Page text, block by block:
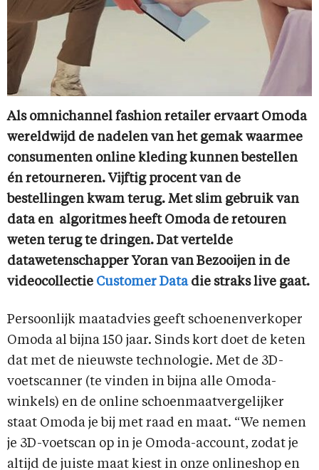
Als omnichannel fashion retailer ervaart Omoda
wereldwijd de nadelen van het gemak waarmee
consumenten online kleding kunnen bestellen
én retourneren. Vijftig procent van de
bestellingen kwam terug. Met slim gebruik van
data en algoritmes heeft Omoda de retouren
weten terug te dringen. Dat vertelde
datawetenschapper Yoran van Bezooijen in de
videocollectie Customer Datadie straks live gaat.
Persoonlijk maatadvies geeft schoenenverkoper
Omoda al bijna 150 jaar. Sinds kort doet de keten
dat met de nieuwste technologie. Met de 3D-
voetscanner (te vinden in bijna alle Omoda-
winkels) en de online schoenmaatvergelijker
staat Omoda je bij met raad en maat. “We nemen
je 3D-voetscan op in je Omoda-account, zodat je
altijd de juiste maat kiest in onze onlineshop en